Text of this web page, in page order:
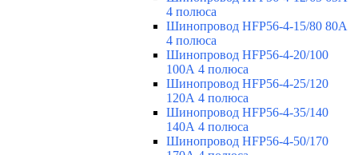
4 полюса
Шинопровод HFP56-4-15/80 80А
4 полюса
Шинопровод HFP56-4-20/100
100А 4 полюса
Шинопровод HFP56-4-25/120
120А 4 полюса
Шинопровод HFP56-4-35/140
140А 4 полюса
Шинопровод HFP56-4-50/170